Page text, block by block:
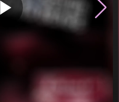
▶